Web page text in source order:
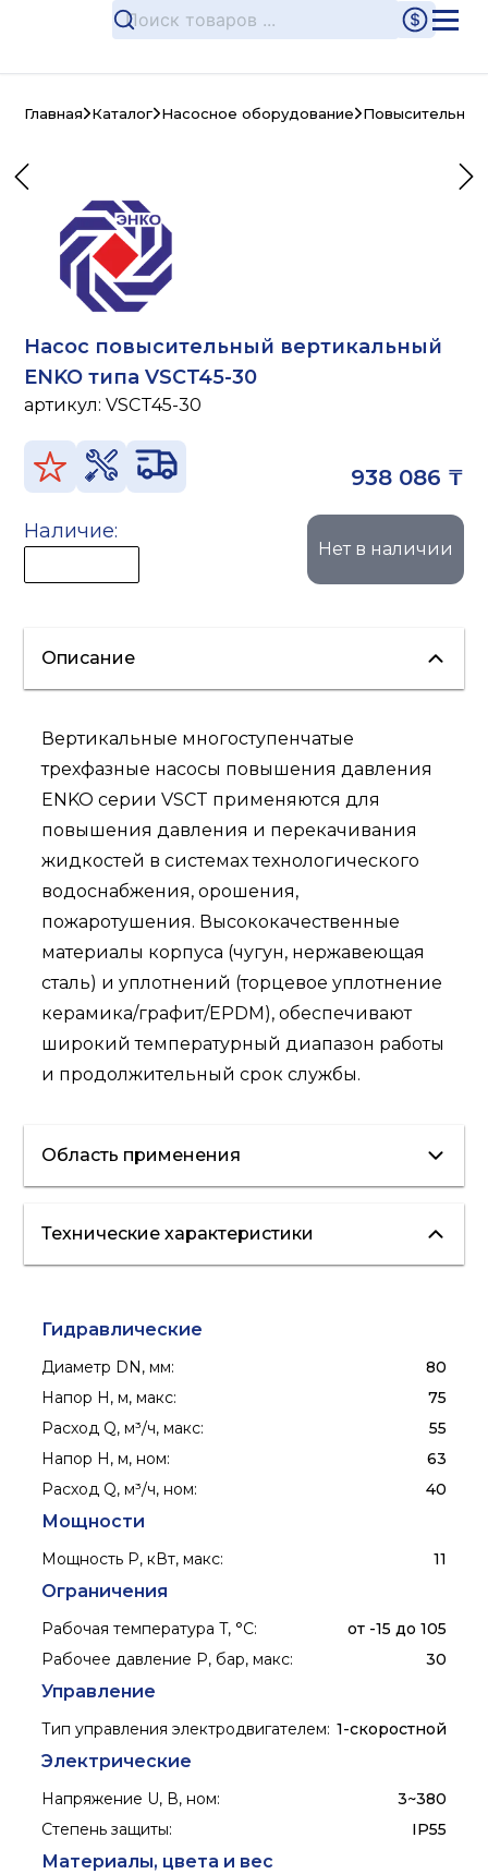
Главная Каталог Насосное оборудование
Насос повысительный вертикальный
ENKO типа VSCT45-30
артикул:VSCT45-30
938 086 ₸
Наличие:
Нет в наличии
Описание
Вертикальные многоступенчатые
трехфазные насосы повышения давления
ENKO серии VSCT применяются для
повышения давления и перекачивания
жидкостей в системах технологического
водоснабжения, орошения,
пожаротушения. Высококачественные
материалы корпуса (чугун, нержавеющая
сталь) и уплотнений (торцевое уплотнение
керамика/графит/EPDM), обеспечивают
широкий температурный диапазон работы
и продолжительный срок службы.
Область применения
отопление
вентиляция
Технические характеристики
Гидравлические
Диаметр DN, мм:
80
Напор H, м, макс:
75
Расход Q, м³/ч, макс:
55
Напор H, м, ном:
63
Расход Q, м³/ч, ном: 40
Мощности
Мощность P, кВт, макс: 11
Ограничения
Рабочая температура T, °C:
от -15 до 105
Рабочее давление P, бар, макс: 30
Управление
Тип управления электродвигателем: 1-скоростной
Электрические
Напряжение U, В, ном:
3~380
Степень защиты: IP55
Материалы, цвета и вес